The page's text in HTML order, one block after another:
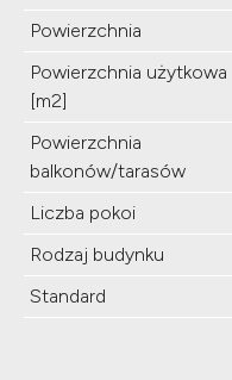
Powierzchnia
Powierzchnia użytkowa
[m2]
Powierzchnia
balkonów/tarasów
Liczba pokoi
Rodzaj budynku
Standard